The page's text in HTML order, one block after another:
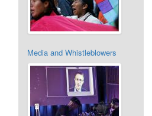
Media and Whistleblowers